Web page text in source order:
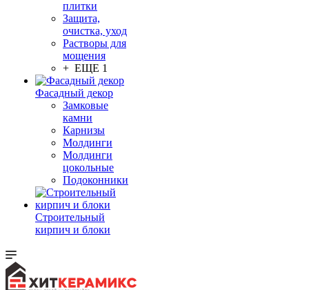
плитки
Защита,
очистка, уход
Растворы для
мощения
+ ЕЩЕ 1
Фасадный декор
Замковые
камни
Карнизы
Молдинги
Молдинги
цокольные
Подоконники
Строительный
кирпич и блоки